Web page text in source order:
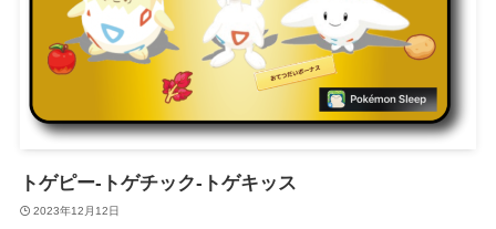
トゲピー-トゲチック-トゲキッス
2023年12月12日